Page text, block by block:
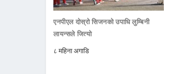
एनपीएल दोस्रो सिजनको उपाधि लुम्बिनी
लायन्सले जित्यो
८ महिना अगाडि